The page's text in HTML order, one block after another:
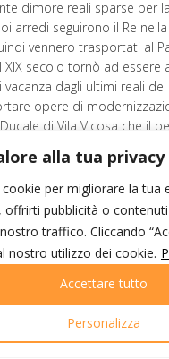
alla tua privacy
per migliorare la tua
offrirti pubblicità o
traffico. Cliccando
nostro utilizzo dei cookie.
Personalizza
Accettare tutto
dimore reali sparse per
arredi seguirono il Re
vennero trasportati al
XIX secolo tornò ad
vacanza dagli ultimi reali
opere di
di Vila Viçosa che il
Lisbona (1 febbraio 1908).
dalla città patrimonio
strada in terra battuta
megalitico di Almendres
piccolo sentiero ci porta ad
Si tratta di un menhir di
un uovo bislungo, ed è un
regione di Evora.
breve deviazione non ci
alla scoperta dei più